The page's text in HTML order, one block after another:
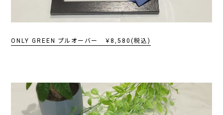
ONLY GREEN プルオーバー ￥8,580(税込)